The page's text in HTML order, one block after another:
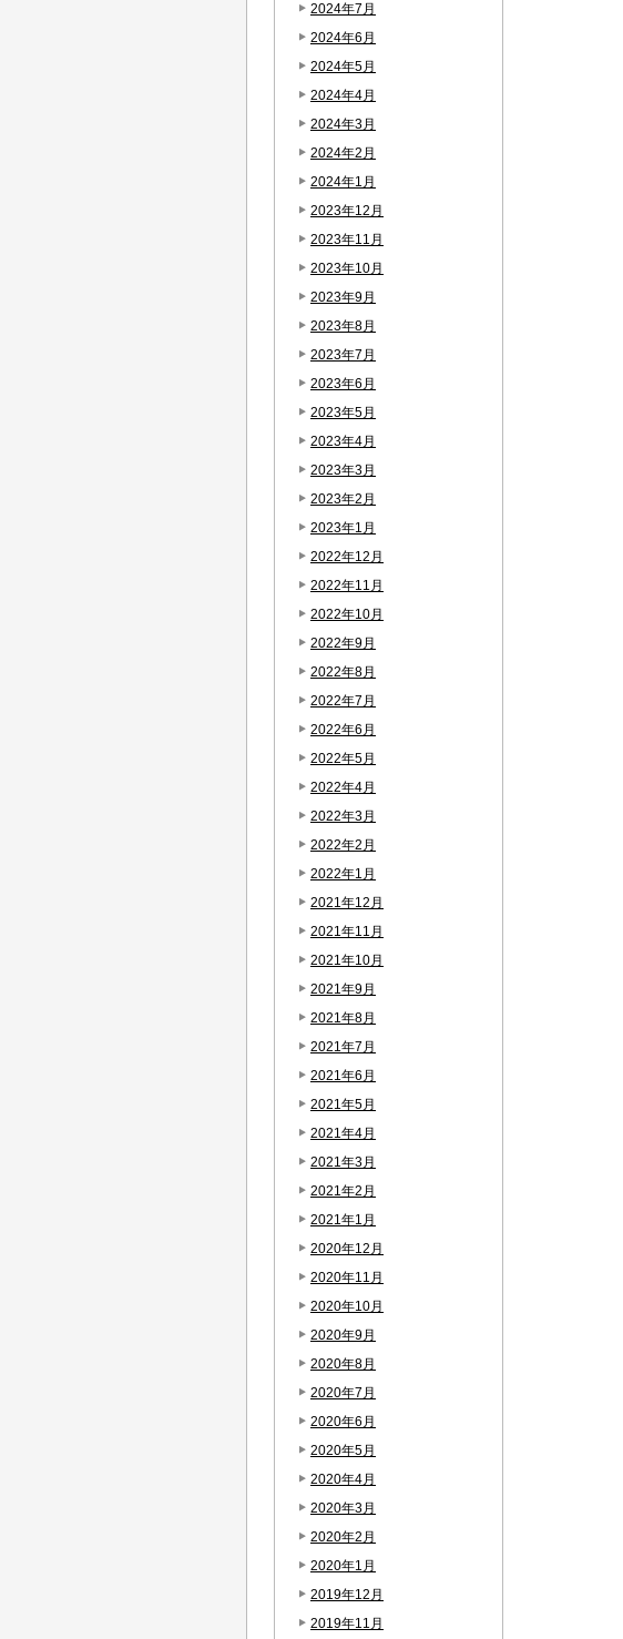
2024年7月
2024年6月
2024年5月
2024年4月
2024年3月
2024年2月
2024年1月
2023年12月
2023年11月
2023年10月
2023年9月
2023年8月
2023年7月
2023年6月
2023年5月
2023年4月
2023年3月
2023年2月
2023年1月
2022年12月
2022年11月
2022年10月
2022年9月
2022年8月
2022年7月
2022年6月
2022年5月
2022年4月
2022年3月
2022年2月
2022年1月
2021年12月
2021年11月
2021年10月
2021年9月
2021年8月
2021年7月
2021年6月
2021年5月
2021年4月
2021年3月
2021年2月
2021年1月
2020年12月
2020年11月
2020年10月
2020年9月
2020年8月
2020年7月
2020年6月
2020年5月
2020年4月
2020年3月
2020年2月
2020年1月
2019年12月
2019年11月